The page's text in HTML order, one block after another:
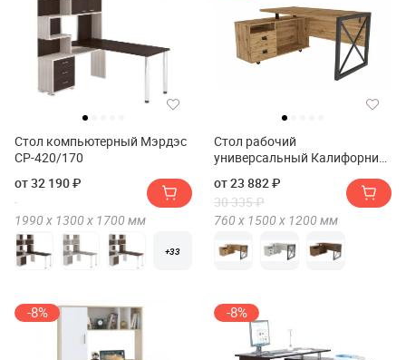
Стол компьютерный Мэрдэс
СР-420/170
от 32 190 ₽
1990 х 1300 х 1700 мм
+33
Стол рабочий
универсальный Калифорния
от 23 882 ₽
30 335 ₽
760 х 1500 х 1200 мм
-8% -8%